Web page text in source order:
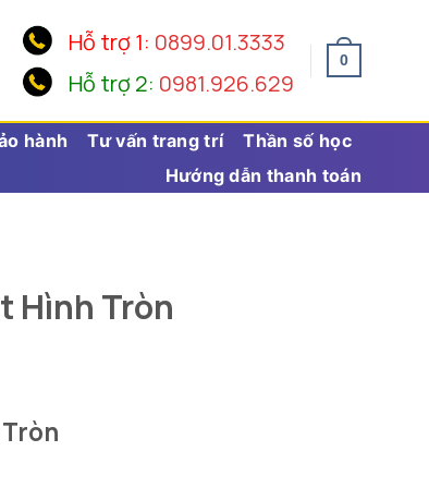
Hỗ trợ 1: 0899.01.3333
Hỗ trợ 2: 0981.926.629
0
hành Tư vấn trang trí
Thần số học
Hướng dẫn thanh toán
Hình Tròn